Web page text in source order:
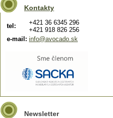
Kontakty
tel:
+421 36 6345 296
+421 918 826 256
e-mail: info@avocado.sk
Newsletter